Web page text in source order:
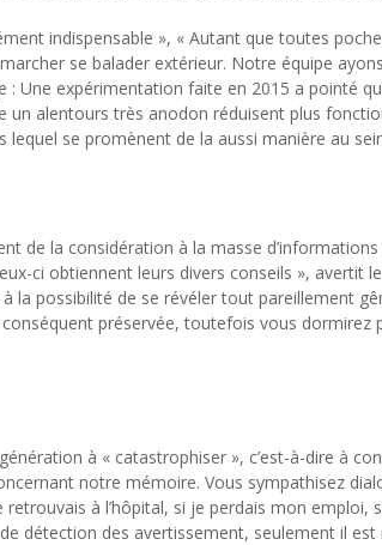
indispensable », « Autant que toutes
se balader extérieur. Notre équipe
Une expérimentation faite en 2015 a pointé
un alentours très anodon réduisent plus
se promènent de la aussi manière au
de la considération à la masse d’informations
ci obtiennent leurs divers conseils », avertit
la possibilité de se révéler tout pareillement
préservée, toutefois vous dormirez
à « catastrophiser », c’est-à-dire à
notre mémoire. Vous sympathisez
à l’hôpital, si je perdais mon emploi,
détection des avertissement, seulement il